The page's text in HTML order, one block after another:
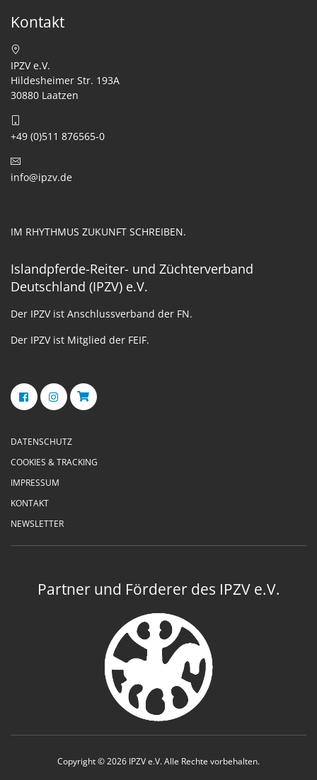
Kontakt
IPZV e.V.
Hildesheimer Str. 193A
30880 Laatzen
+49 (0)511 876565-0
info@ipzv.de
IM RHYTHMUS ZUKUNFT SCHREIBEN.
Islandpferde-Reiter- und Züchterverband
Deutschland (IPZV) e.V.
Der IPZV ist Anschlussverband der FN.
Der IPZV ist Mitglied der FEIF.
DATENSCHUTZ
COOKIES & TRACKING
IMPRESSUM
KONTAKT
NEWSLETTER
Partner und Förderer des IPZV e.V.
Copyright © 2026 IPZV e.V. Alle Rechte vorbehalten.